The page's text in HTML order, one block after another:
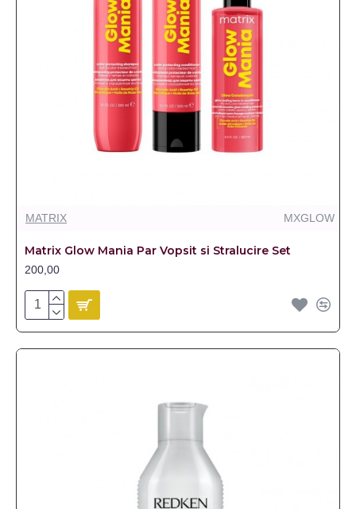
MATRIX MXGLOW
Matrix Glow Mania Par Vopsit si Stralucire Set
200,00